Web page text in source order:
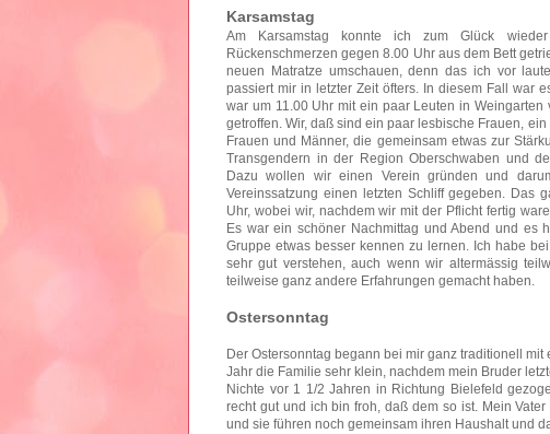
Karsamstag
Am Karsamstag konnte ich zum Glück
Rückenschmerzen gegen 8.00 Uhr aus dem Bett
neuen Matratze umschauen, denn das ich vor
passiert mir in letzter Zeit öfters. In diesem Fall war
war um 11.00 Uhr mit ein paar Leuten in
getroffen. Wir, daß sind ein paar lesbische Frauen,
Frauen und Männer, die gemeinsam etwas zur
Transgendern in der Region Oberschwaben und
Dazu wollen wir einen Verein gründen und
Vereinssatzung einen letzten Schliff gegeben. Das
Uhr, wobei wir, nachdem wir mit der Pflicht fertig
Es war ein schöner Nachmittag und Abend und es
Gruppe etwas besser kennen zu lernen. Ich habe
sehr gut verstehen, auch wenn wir altermässig
teilweise ganz andere Erfahrungen gemacht haben.
Ostersonntag
Der Ostersonntag begann bei mir ganz traditionell
Jahr die Familie sehr klein, nachdem mein Bruder
Nichte vor 1 1/2 Jahren in Richtung Bielefeld
recht gut und ich bin froh, daß dem so ist. Mein
und sie führen noch gemeinsam ihren Haushalt und